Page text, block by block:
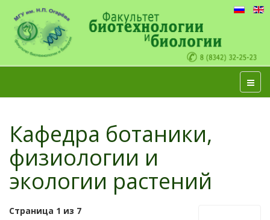
Кафедра ботаники,
физиологии и
экологии растений
Страница 1 из 7